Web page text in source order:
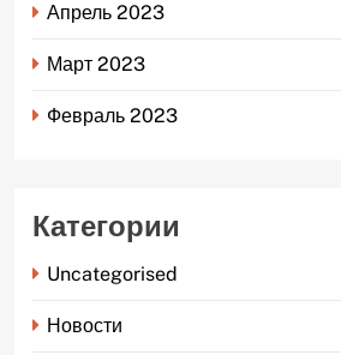
Апрель 2023
Март 2023
Февраль 2023
Категории
Uncategorised
Новости